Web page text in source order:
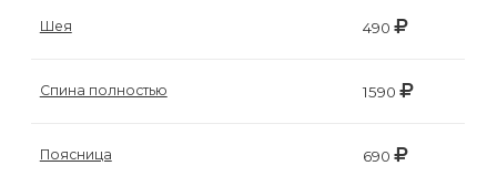
Шея 490
Спина полностью 1590
Поясница 690